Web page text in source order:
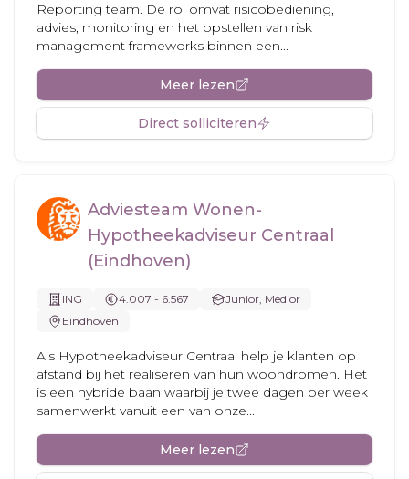
Reporting team. De rol omvat risicobediening,
advies, monitoring en het opstellen van risk
management frameworks binnen een...
Meer lezen
Direct solliciteren
Adviesteam Wonen-
Hypotheekadviseur Centraal
(Eindhoven)
ING 4.007 - 6.567
Junior, Medior
Eindhoven
Als Hypotheekadviseur Centraal help je klanten op
afstand bij het realiseren van hun woondromen. Het
is een hybride baan waarbij je twee dagen per week
samenwerkt vanuit een van onze...
Meer lezen